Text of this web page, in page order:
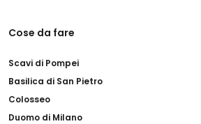
Cose da fare
Scavi di Pompei
Basilica di San Pietro
Colosseo
Duomo di Milano